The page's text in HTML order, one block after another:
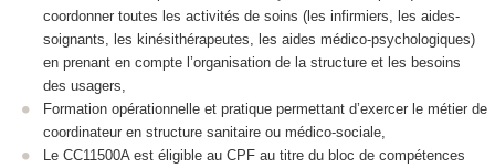
coordonner toutes les activités de soins (les infirmiers, les aides-
soignants, les kinésithérapeutes, les aides médico-psychologiques)
en prenant en compte l’organisation de la structure et les besoins
des usagers,
Formation opérationnelle et pratique permettant d’exercer le métier de
coordinateur en structure sanitaire ou médico-sociale,
Le CC11500A est éligible au CPF au titre du bloc de compétences